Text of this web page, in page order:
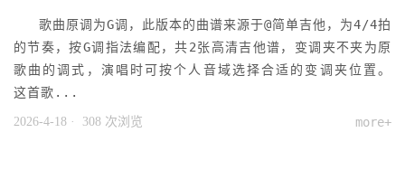
歌曲原调为G调，此版本的曲谱来源于@简单吉他，为4/4拍
的节奏，按G调指法编配，共2张高清吉他谱，变调夹不夹为原
歌曲的调式，演唱时可按个人音域选择合适的变调夹位置。
这首歌...
2026-4-18 · 308 次浏览 more+